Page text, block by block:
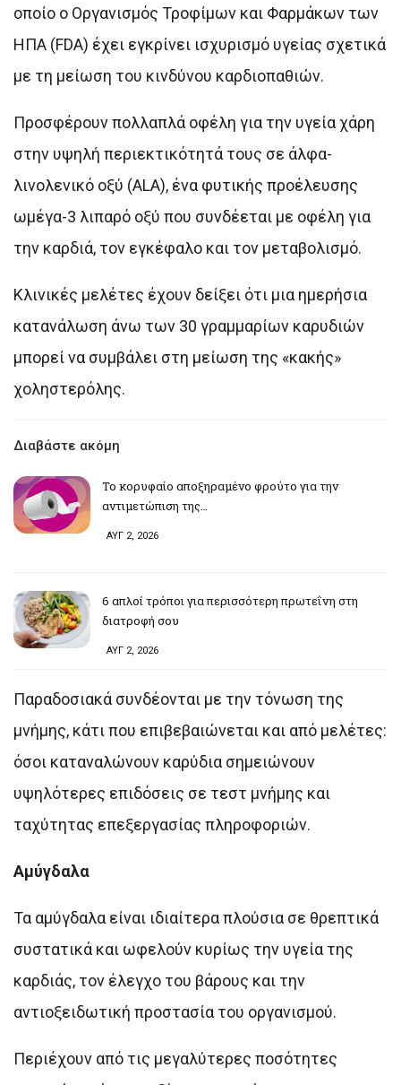
οποίο ο Οργανισμός Τροφίμων και Φαρμάκων των
ΗΠΑ (FDA) έχει εγκρίνει ισχυρισμό υγείας σχετικά
με τη μείωση του κινδύνου καρδιοπαθιών.
Προσφέρουν πολλαπλά οφέλη για την υγεία χάρη
στην υψηλή περιεκτικότητά τους σε άλφα-
λινολενικό οξύ (ALA), ένα φυτικής προέλευσης
ωμέγα-3 λιπαρό οξύ που συνδέεται με οφέλη για
την καρδιά, τον εγκέφαλο και τον μεταβολισμό.
Κλινικές μελέτες έχουν δείξει ότι μια ημερήσια
κατανάλωση άνω των 30 γραμμαρίων καρυδιών
μπορεί να συμβάλει στη μείωση της «κακής»
χοληστερόλης.
Διαβάστε ακόμη
Το κορυφαίο αποξηραμένο φρούτο για την
αντιμετώπιση της…
ΑΥΓ 2, 2026
6 απλοί τρόποι για περισσότερη πρωτεΐνη στη
διατροφή σου
ΑΥΓ 2, 2026
Παραδοσιακά συνδέονται με την τόνωση της
μνήμης, κάτι που επιβεβαιώνεται και από μελέτες:
όσοι καταναλώνουν καρύδια σημειώνουν
υψηλότερες επιδόσεις σε τεστ μνήμης και
ταχύτητας επεξεργασίας πληροφοριών.
Αμύγδαλα
Τα αμύγδαλα είναι ιδιαίτερα πλούσια σε θρεπτικά
συστατικά και ωφελούν κυρίως την υγεία της
καρδιάς, τον έλεγχο του βάρους και την
αντιοξειδωτική προστασία του οργανισμού.
Περιέχουν από τις μεγαλύτερες ποσότητες